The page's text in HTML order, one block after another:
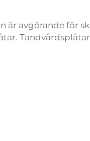
är avgörande för
Felaktigt